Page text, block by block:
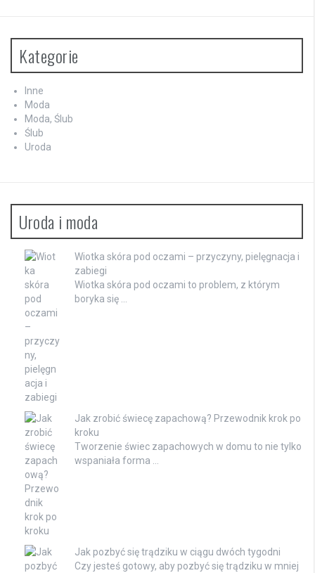
Kategorie
Inne
Moda
Moda, Ślub
Ślub
Uroda
Uroda i moda
Wiotka skóra pod oczami – przyczyny, pielęgnacja i
zabiegi
Wiotka skóra pod oczami to problem, z którym
boryka się …
Jak zrobić świecę zapachową? Przewodnik krok po
kroku
Tworzenie świec zapachowych w domu to nie tylko
wspaniała forma …
Jak pozbyć się trądziku w ciągu dwóch tygodni
Czy jesteś gotowy, aby pozbyć się trądziku w mniej